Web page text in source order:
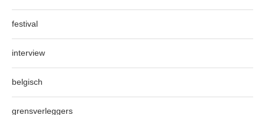
festival
interview
belgisch
grensverleggers